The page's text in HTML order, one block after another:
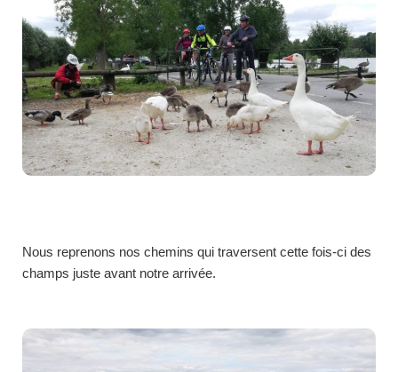
Nous reprenons nos chemins qui traversent cette fois-ci des
champs juste avant notre arrivée.